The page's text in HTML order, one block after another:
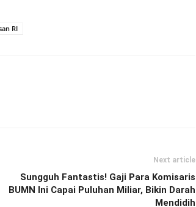
RI
Next article
Sungguh Fantastis! Gaji Para Komisaris
BUMN Ini Capai Puluhan Miliar, Bikin Darah
Mendidih